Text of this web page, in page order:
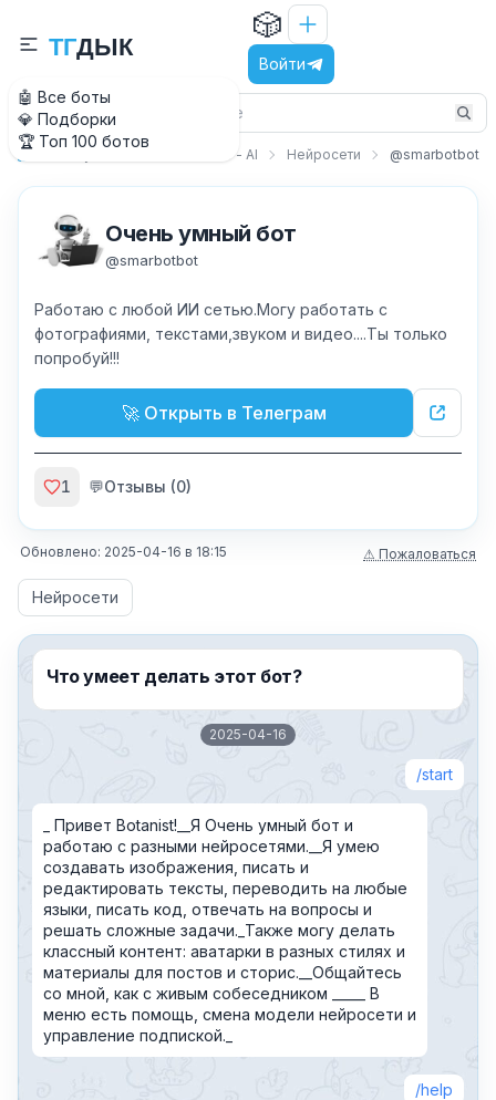
🤖 Все боты
💎 Подборки
🏆 Топ 100 ботов
ТГДЫК
🎲
Войти
Главная Искусственный интеллект - AI Нейросети @smarbotbot
Очень умный бот
@smarbotbot
Работаю с любой ИИ сетью.Могу работать с
фотографиями, текстами,звуком и видео....Ты только
попробуй!!!
🚀 Открыть в Телеграм
1 💬Отзывы (0)
Обновлено: 2025-04-16 в 18:15 ⚠ Пожаловаться
Нейросети
Что умеет делать этот бот?
2025-04-16
start
_ Привет Botanist!__Я Очень умный бот и
работаю с разными нейросетями.__Я умею
создавать изображения, писать и
редактировать тексты, переводить на любые
языки, писать код, отвечать на вопросы и
решать сложные задачи._Также могу делать
классный контент: аватарки в разных стилях и
материалы для постов и сторис.__Общайтесь
со мной, как с живым собеседником _____ В
меню есть помощь, смена модели нейросети и
управление подпиской._
help